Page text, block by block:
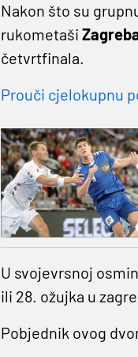
Nakon što su
rukometaši
četvrtfinala.
Prouči cjelokupnu
U svojevrsnoj
ili 28. ožujka u
Pobjednik ovog